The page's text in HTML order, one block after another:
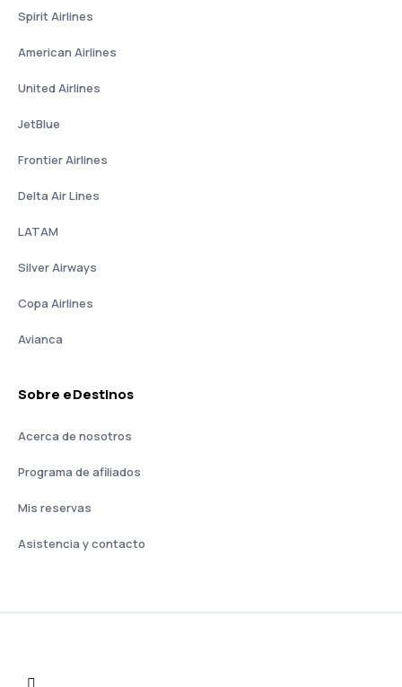
Spirit Airlines
American Airlines
United Airlines
JetBlue
Frontier Airlines
Delta Air Lines
LATAM
Silver Airways
Copa Airlines
Avianca
Sobre eDestinos
Acerca de nosotros
Programa de afiliados
Mis reservas
Asistencia y contacto